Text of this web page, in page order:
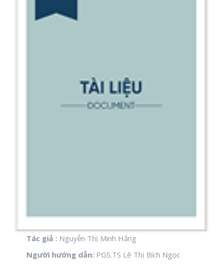
Tác giả : Nguyễn Thị Minh Hằng
Người hướng dẫn: PGS.TS Lê Thị Bích Ngọc